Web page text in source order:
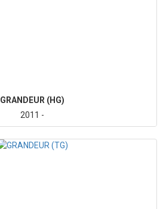
GRANDEUR (HG)
2011 -